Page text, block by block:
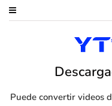
Puede convertir videos